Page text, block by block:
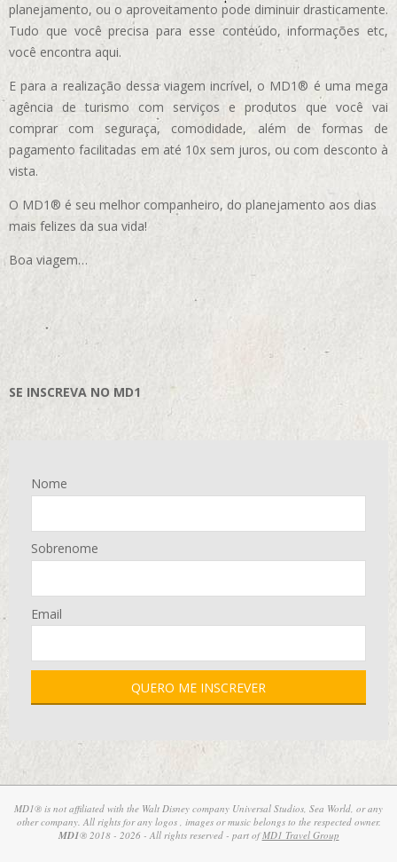
planejamento, ou o aproveitamento pode diminuir drasticamente.
Tudo que você precisa para esse conteúdo, informações etc,
você encontra aqui.
E para a realização dessa viagem incrível, o MD1® é uma mega
agência de turismo com serviços e produtos que você vai
comprar com seguraça, comodidade, além de formas de
pagamento facilitadas em até 10x sem juros, ou com desconto à
vista.
O MD1® é seu melhor companheiro, do planejamento aos dias
mais felizes da sua vida!
Boa viagem…
SE INSCREVA NO MD1
Nome
Sobrenome
Email
MD1® is not affiliated with the Walt Disney company Universal Studios, Sea World, or any
other company. All rights for any logos , images or music belongs to the respected owner.
MD1® 2018 - 2026 - All rights reserved - part ofMD1 Travel Group